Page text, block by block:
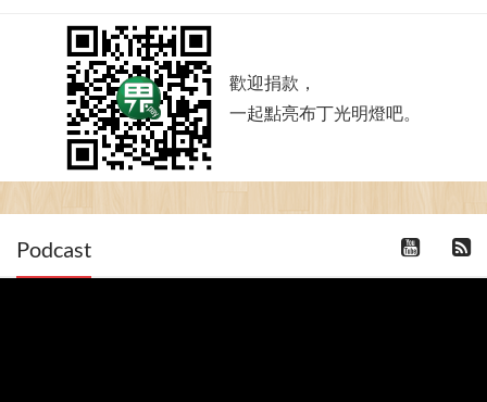
歡迎捐款，
一起點亮布丁光明燈吧。
Podcast